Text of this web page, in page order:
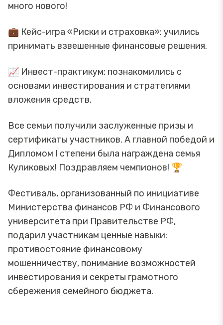
много нового!
💼 Кейс-игра «Риски и страховка»: учились
принимать взвешенные финансовые решения.
📈 Инвест-практикум: познакомились с
основами инвестирования и стратегиями
вложения средств.
Все семьи получили заслуженные призы и
сертификаты участников. А главной победой и
Дипломом I степени была награждена семья
Куликовых! Поздравляем чемпионов! 🏆
Фестиваль, организованный по инициативе
Министерства финансов РФ и Финансового
университета при Правительстве РФ,
подарил участникам ценные навыки:
противостояние финансовому
мошенничеству, понимание возможностей
инвестирования и секреты грамотного
сбережения семейного бюджета.